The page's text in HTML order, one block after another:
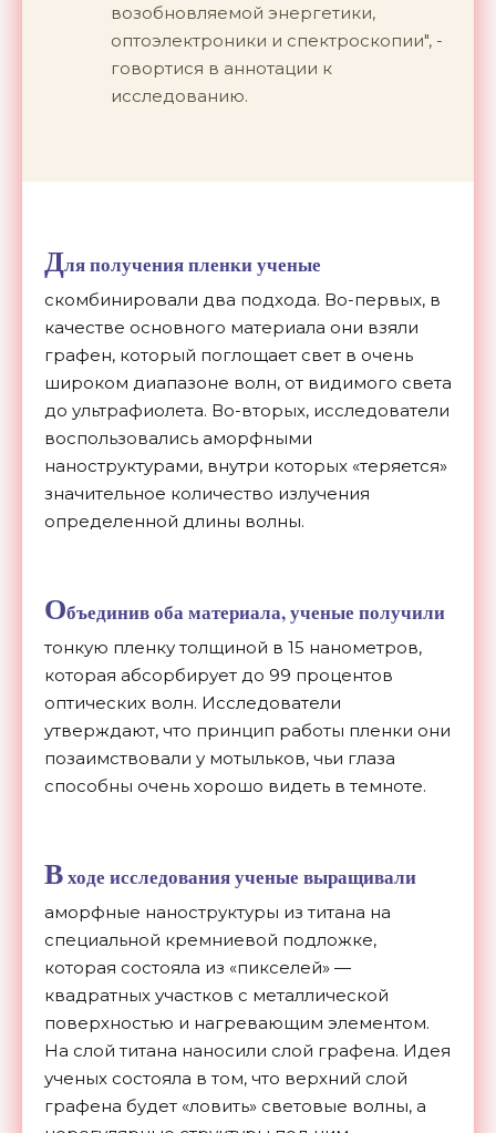
возобновляемой энергетики,
оптоэлектроники и спектроскопии", -
говортися в аннотации к
исследованию.
Для получения пленки ученые
скомбинировали два подхода. Во-первых, в
качестве основного материала они взяли
графен, который поглощает свет в очень
широком диапазоне волн, от видимого света
до ультрафиолета. Во-вторых, исследователи
воспользовались аморфными
наноструктурами, внутри которых «теряется»
значительное количество излучения
определенной длины волны.
Объединив оба материала, ученые получили
тонкую пленку толщиной в 15 нанометров,
которая абсорбирует до 99 процентов
оптических волн. Исследователи
утверждают, что принцип работы пленки они
позаимствовали у мотыльков, чьи глаза
способны очень хорошо видеть в темноте.
Входе исследования ученые выращивали
аморфные наноструктуры из титана на
специальной кремниевой подложке,
которая состояла из «пикселей» —
квадратных участков с металлической
поверхностью и нагревающим элементом.
На слой титана наносили слой графена. Идея
ученых состояла в том, что верхний слой
графена будет «ловить» световые волны, а